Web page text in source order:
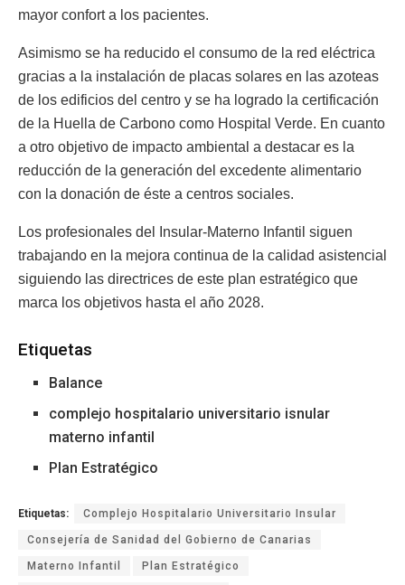
mayor confort a los pacientes.
Asimismo se ha reducido el consumo de la red eléctrica
gracias a la instalación de placas solares en las azoteas
de los edificios del centro y se ha logrado la certificación
de la Huella de Carbono como Hospital Verde. En cuanto
a otro objetivo de impacto ambiental a destacar es la
reducción de la generación del excedente alimentario
con la donación de éste a centros sociales.
Los profesionales del Insular-Materno Infantil siguen
trabajando en la mejora continua de la calidad asistencial
siguiendo las directrices de este plan estratégico que
marca los objetivos hasta el año 2028.
Etiquetas
Balance
complejo hospitalario universitario isnular
materno infantil
Plan Estratégico
Etiquetas: Complejo Hospitalario Universitario Insular
Consejería de Sanidad del Gobierno de Canarias
Materno Infantil Plan Estratégico